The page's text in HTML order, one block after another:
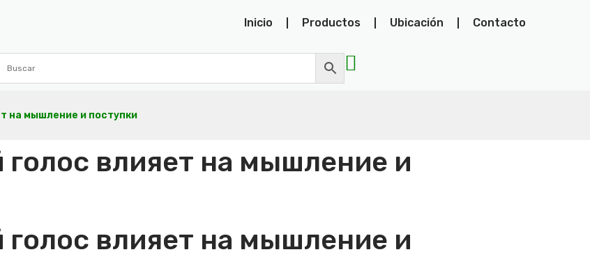
Inicio Productos Ubicación Contacto
на мышление и поступки
влияет на мышление и
влияет на мышление и